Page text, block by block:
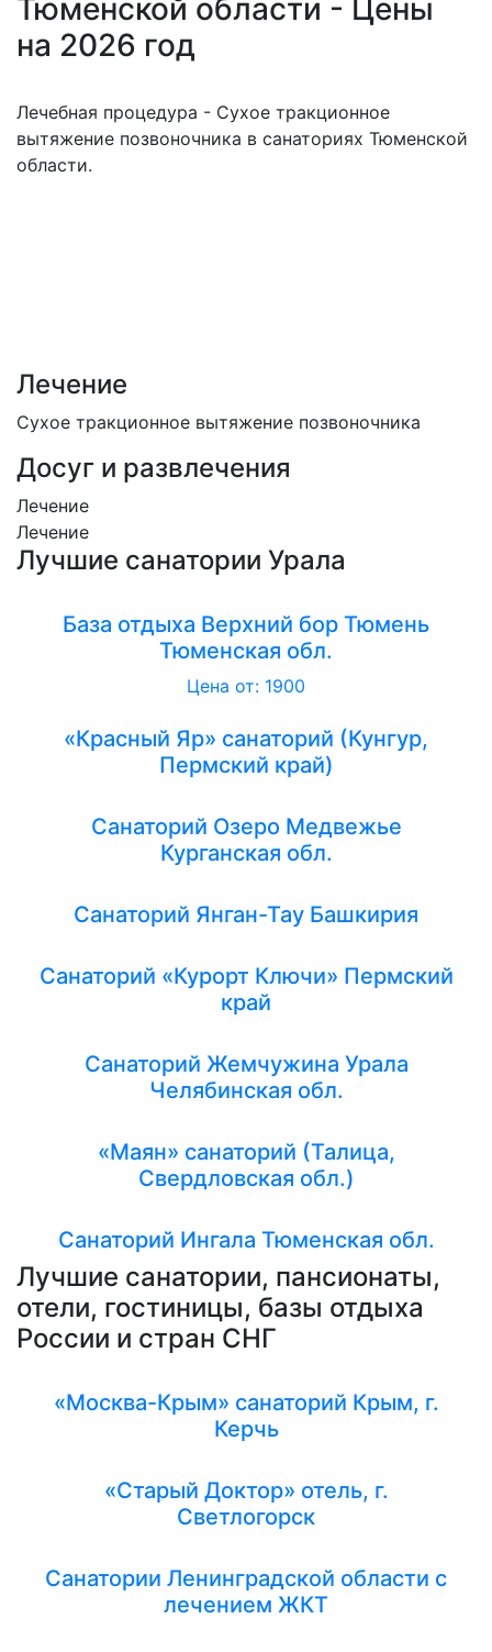
Тюменской области - Цены
на 2026 год
Лечебная процедура - Сухое тракционное
вытяжение позвоночника в санаториях Тюменской
области.
Лечение
Сухое тракционное вытяжение позвоночника
Досуг и развлечения
Лечение
Лечение
Лучшие санатории Урала
База отдыха Верхний бор Тюмень
Тюменская обл.
Цена от: 1900
«Красный Яр» санаторий (Кунгур,
Пермский край)
Санаторий Озеро Медвежье
Курганская обл.
Санаторий Янган-Тау Башкирия
Санаторий «Курорт Ключи» Пермский
край
Санаторий Жемчужина Урала
Челябинская обл.
«Маян» санаторий (Талица,
Свердловская обл.)
Санаторий Ингала Тюменская обл.
Лучшие санатории, пансионаты,
отели, гостиницы, базы отдыха
России и стран СНГ
«Москва-Крым» санаторий Крым, г.
Керчь
«Старый Доктор» отель, г.
Светлогорск
Санатории Ленинградской области с
лечением ЖКТ